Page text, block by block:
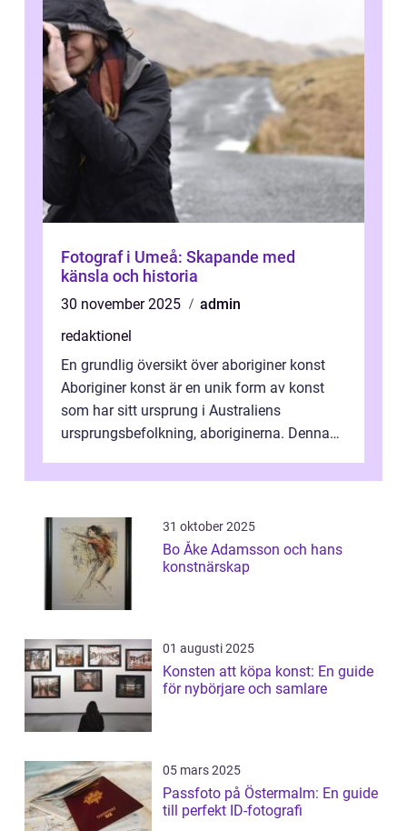
Fotograf i Umeå: Skapande med
känsla och historia
30 november 2025
admin
redaktionel
En grundlig översikt över aboriginer konst
Aboriginer konst är en unik form av konst
som har sitt ursprung i Australiens
ursprungsbefolkning, aboriginerna. Denna
31 oktober 2025
Bo Åke Adamsson och hans
konstnärskap
01 augusti 2025
Konsten att köpa konst: En guide
för nybörjare och samlare
05 mars 2025
Passfoto på Östermalm: En guide
till perfekt ID-fotografi